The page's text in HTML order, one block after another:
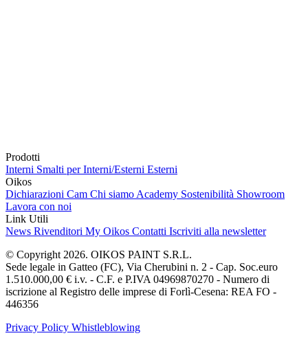
Prodotti
Interni Smalti per Interni/Esterni Esterni
Oikos
Dichiarazioni Cam Chi siamo Academy Sostenibilità Showroom
Lavora con noi
Link Utili
News Rivenditori My Oikos Contatti Iscriviti alla newsletter
© Copyright 2026. OIKOS PAINT S.R.L.
Sede legale in Gatteo (FC), Via Cherubini n. 2 - Cap. Soc.euro
1.510.000,00 € i.v. - C.F. e P.IVA 04969870270 - Numero di
iscrizione al Registro delle imprese di Forlì-Cesena: REA FO -
446356
Privacy Policy Whistleblowing